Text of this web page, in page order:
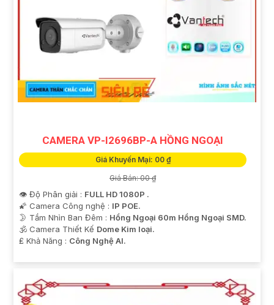
CAMERA VP-I2696BP-A HỒNG NGOẠI
Giá Khuyến Mại: 00 ₫
Giá Bán: 00 ₫
👁 Độ Phân giải : FULL HD 1080P .
🌠 Camera Công nghệ : IP POE.
🌛 Tầm Nhìn Ban Đêm : Hồng Ngoại 60m Hồng Ngoại SMD.
🕉️ Camera Thiết Kế Dome Kim loại.
️₤ Khả Năng : Công Nghệ AI.